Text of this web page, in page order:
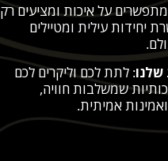
על איכות ומציעים רק
יחידות עילית ומטיילים
.
: לתת לכם וליקרים לכם
שמשלבות חוויה,
אמיתית.